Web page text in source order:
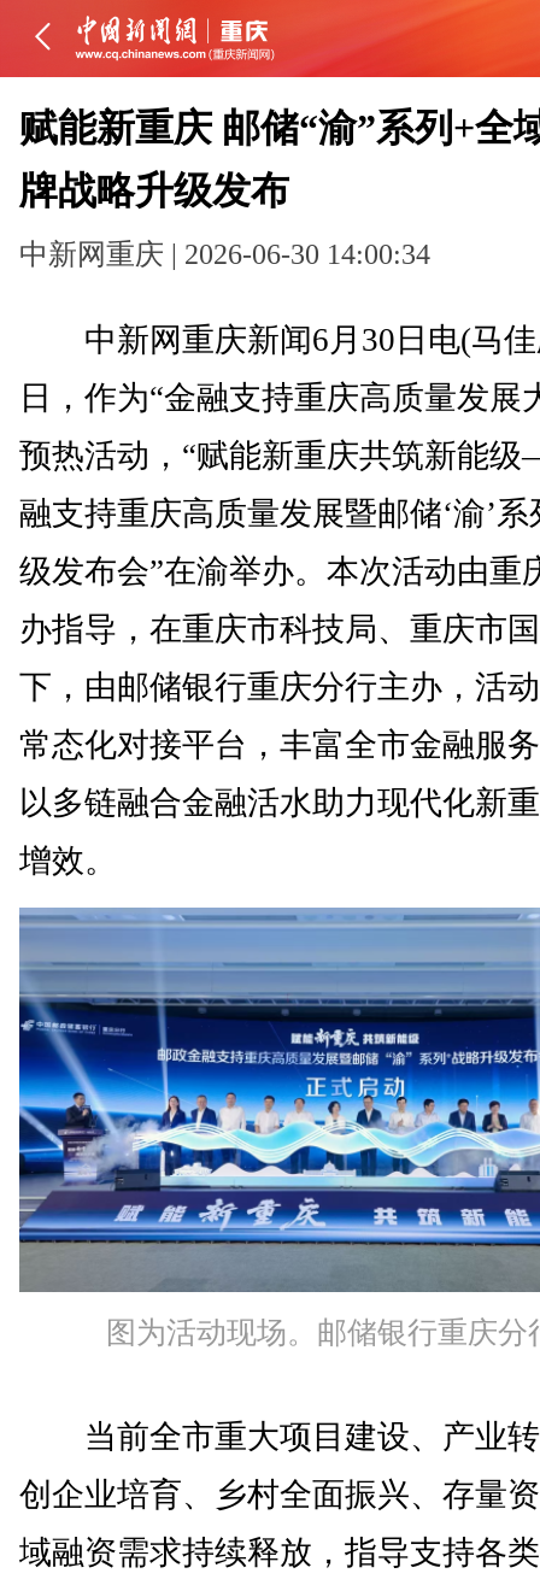
赋能新重庆 邮储“渝”系列+全
牌战略升级发布
中新网重庆 | 2026-06-30 14:00:34
中新网重庆新闻6月30日电(马佳
日，作为“金融支持重庆高质量发展
预热活动，“赋能新重庆共筑新能
融支持重庆高质量发展暨邮储‘渝’
级发布会”在渝举办。本次活动由重
办指导，在重庆市科技局、重庆市
下，由邮储银行重庆分行主办，活
常态化对接平台，丰富全市金融服
以多链融合金融活水助力现代化新
增效。
图为活动现场。邮储银行重庆分
当前全市重大项目建设、产业转
创企业培育、乡村全面振兴、存量
域融资需求持续释放，指导支持各